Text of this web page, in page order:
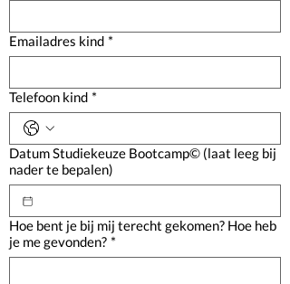
Emailadres kind *
Telefoon kind *
Datum Studiekeuze Bootcamp© (laat leeg bij
nader te bepalen)
Hoe bent je bij mij terecht gekomen? Hoe heb
je me gevonden? *